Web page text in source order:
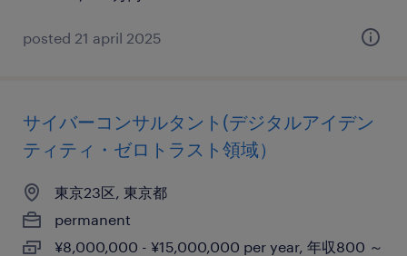
posted 21 april 2025
サイバーコンサルタント(デジタルアイデン
ティティ・ゼロトラスト領域）
東京23区, 東京都
permanent
¥8,000,000 - ¥15,000,000 per year, 年収800 ～